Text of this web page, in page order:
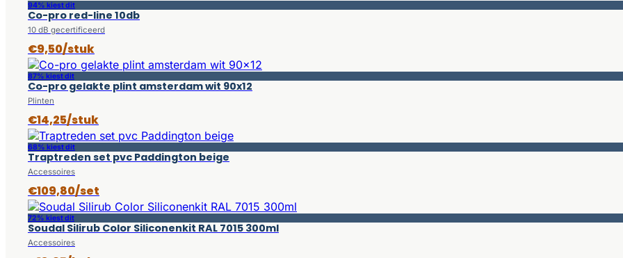
94% kiest dit
Co-pro red-line 10db
10 dB gecertificeerd
€9,50/stuk
87% kiest dit
Co-pro gelakte plint amsterdam wit 90x12
Plinten
€14,25/stuk
68% kiest dit
Traptreden set pvc Paddington beige
Accessoires
€109,80/set
72% kiest dit
Soudal Silirub Color Siliconenkit RAL 7015 300ml
Accessoires